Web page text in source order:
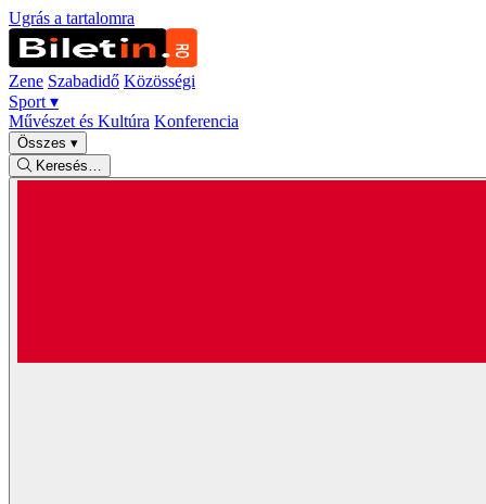
Ugrás a tartalomra
Zene Szabadidő Közösségi
Sport ▾
Művészet és Kultúra Konferencia
Összes ▾
Keresés…